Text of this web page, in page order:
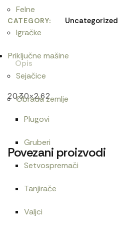
Felne
Igračke
Priključne mašine
Sejačice
Obrada zemlje
Plugovi
Gruberi
Setvospremači
Tanjirače
Valjci
CATEGORY Uncategorized
Opis
20,30×2,62
Povezani proizvodi
480